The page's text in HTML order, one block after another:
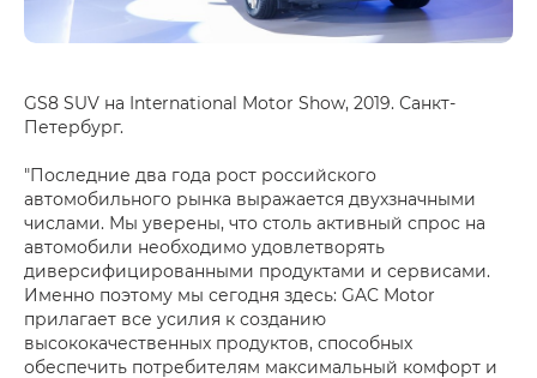
GS8 SUV на International Motor Show, 2019. Санкт-
Петербург.
"Последние два года рост российского
автомобильного рынка выражается двухзначными
числами. Мы уверены, что столь активный спрос на
автомобили необходимо удовлетворять
диверсифицированными продуктами и сервисами.
Именно поэтому мы сегодня здесь: GAC Motor
прилагает все усилия к созданию
высококачественных продуктов, способных
обеспечить потребителям максимальный комфорт и